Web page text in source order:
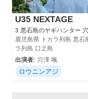
U35 NEXTAGE
3 悪石島のヤギハンター
鹿児島県 トカラ列島 悪石
ラ列島 口之島
出演者: 穴澤 颯
ロウニンアジ